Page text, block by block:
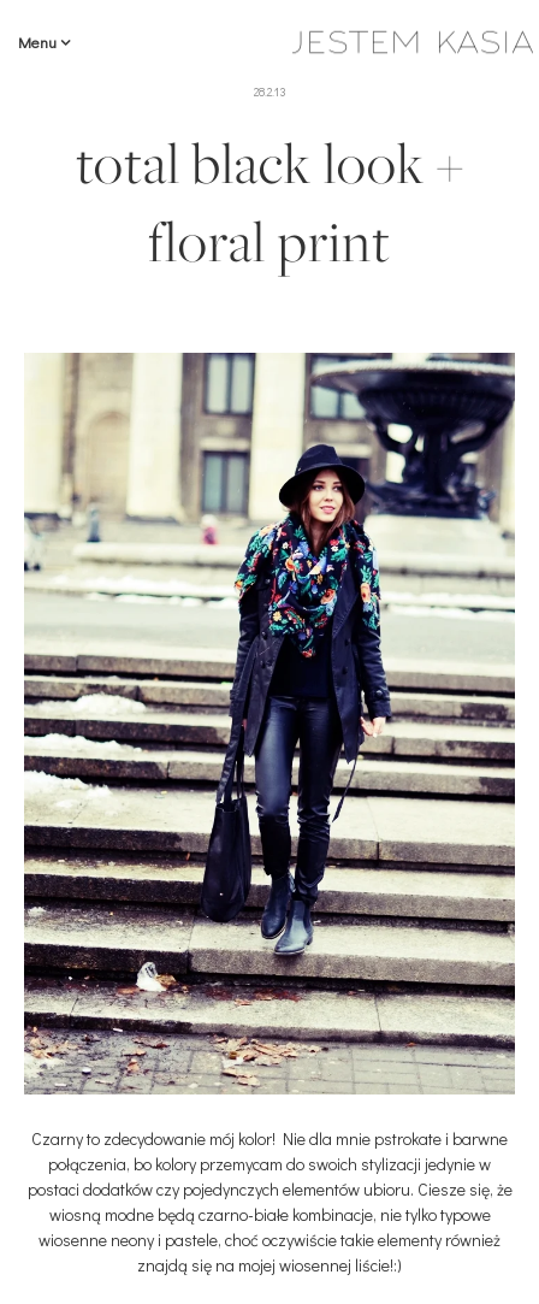
Menu
28.2.13
total black look +
floral print
Czarny to zdecydowanie mój kolor! Nie dla mnie pstrokate i barwne
połączenia, bo kolory przemycam do swoich stylizacji jedynie w
postaci dodatków czy pojedynczych elementów ubioru. Ciesze się, że
wiosną modne będą czarno-białe kombinacje, nie tylko typowe
wiosenne neony i pastele, choć oczywiście takie elementy również
znajdą się na mojej wiosennej liście!:)